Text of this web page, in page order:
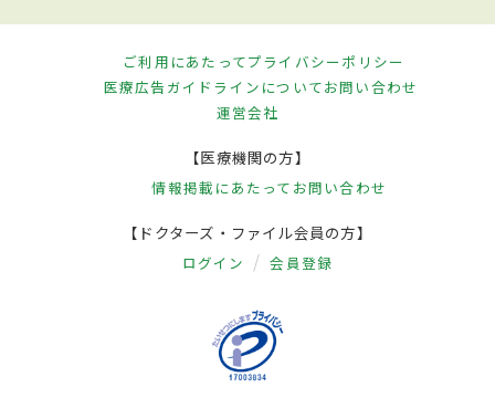
ご利用にあたってプライバシーポリシー
医療広告ガイドラインについてお問い合わせ
運営会社
【医療機関の方】
情報掲載にあたって お問い合わせ
【ドクターズ・ファイル会員の方】
ログイン 会員登録